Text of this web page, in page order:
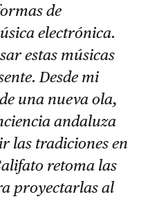
de
electrónica.
estas músicas
Desde mi
una nueva ola,
andaluza
las tradiciones en
retoma las
proyectarlas al